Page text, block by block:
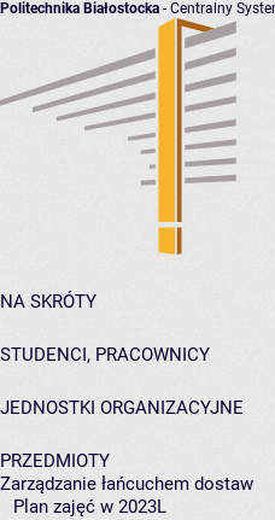
Politechnika Białostocka - Centralny
NA SKRÓTY
STUDENCI, PRACOWNICY
JEDNOSTKI ORGANIZACYJNE
PRZEDMIOTY
Zarządzanie łańcuchem dostaw
Plan zajęć w 2023L